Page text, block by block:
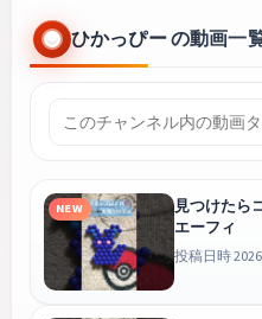
ひかっぴー の動画一
NEW
見つけたら
エーフィ
投稿日時